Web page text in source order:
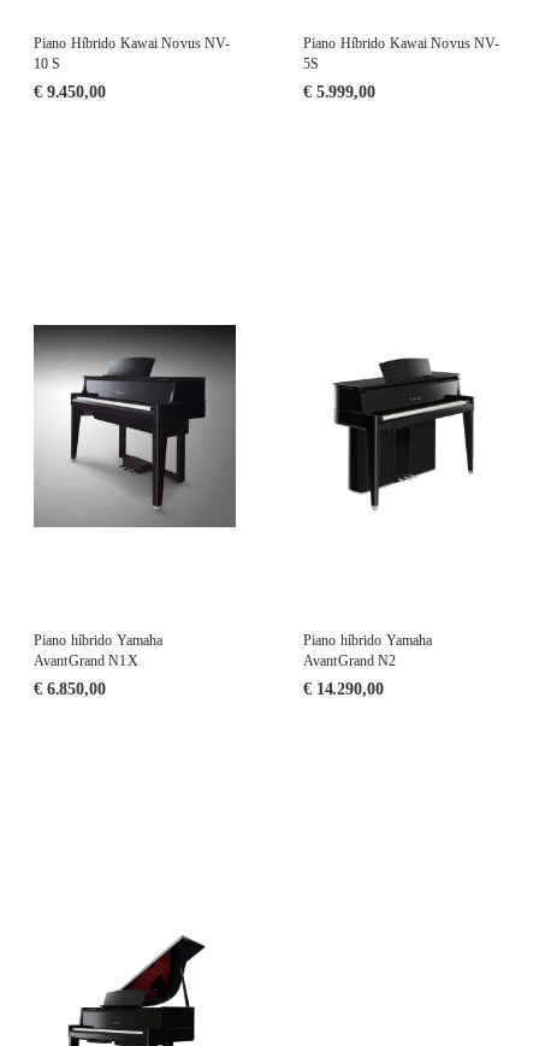
Piano Híbrido Kawai Novus NV-
10 S
€9.450,00
Piano Híbrido Kawai Novus NV-
5S
€5.999,00
Piano híbrido Yamaha
AvantGrand N1X
€6.850,00
Piano híbrido Yamaha
AvantGrand N2
€14.290,00